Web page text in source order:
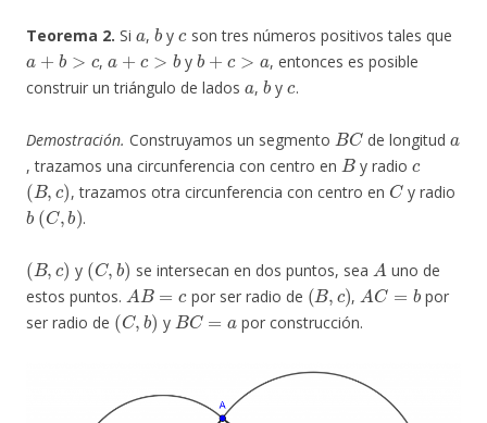
Teorema 2. Si ,
b
y son tres números positivos tales que
a +b>c
,
a +c>b
y
b+ c>a
, entonces es posible
construir un triángulo de lados
a
,
b
y
c
.
Demostración. Construyamos un segmento
BC
de longitud
, trazamos una circunferencia con centro en
B
y radio
c
(B,c)
, trazamos otra circunferencia con centro en
C
y radio
b(C,b)
.
(B,
y
(C,b)
se intersecan en dos puntos, sea
A
uno de
estos puntos.
AB=c
por ser radio de
(B,c)
,
AC=b
por
ser radio de
(C,b)
y
BC=a
por construcción.